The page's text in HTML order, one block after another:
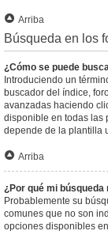
Arriba
Búsqueda en los
¿Cómo se puede
Introduciendo un
buscador del índice,
avanzadas haciendo
disponible en todas las
depende de la plantilla
Arriba
¿Por qué mi
Probablemente su
comunes que no son
opciones disponibles